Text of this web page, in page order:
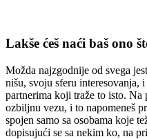
Lakše ćeš naći baš ono
Možda najzgodnije od svega
nišu, svoju sferu interesovanja,
partnerima koji traže to isto. Na
ozbiljnu vezu, i to napomeneš
spojen samo sa osobama koje
dopisujući se sa nekim ko, na